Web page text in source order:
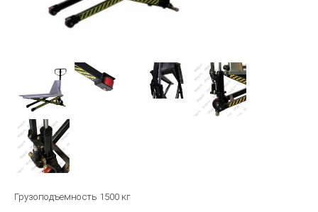
Грузоподъемность 1500 кг